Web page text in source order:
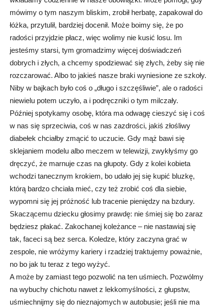
mówimy o tym naszym bliskim, zrobił herbatę, zapakował do
łóżka, przytulił, bardziej docenił. Może boimy się, że po
radości przyjdzie płacz, więc wolimy nie kusić losu. Im
jesteśmy starsi, tym gromadzimy więcej doświadczeń
dobrych i złych, a chcemy spodziewać się złych, żeby się nie
rozczarować. Albo to jakieś nasze braki wyniesione ze szkoły.
Niby w bajkach było coś o „długo i szczęśliwie”, ale o radości
niewielu potem uczyło, a i podręczniki o tym milczały.
Później spotykamy osobę, która ma odwagę cieszyć się i coś
w nas się sprzeciwia, coś w nas zazdrości, jakiś złośliwy
diabełek chciałby zmącić to uczucie. Gdy mąż bawi się
sklejaniem modelu albo meczem w telewizji, zwykłyśmy go
dręczyć, że marnuje czas na głupoty. Gdy z kolei kobieta
wchodzi tanecznym krokiem, bo udało jej się kupić bluzkę,
którą bardzo chciała mieć, czy też zrobić coś dla siebie,
wypomni się jej próżność lub tracenie pieniędzy na bzdury.
Skaczącemu dziecku głosimy prawdę: nie śmiej się bo zaraz
będziesz płakać. Zakochanej koleżance – nie nastawiaj się
tak, faceci są bez serca. Koledze, który zaczyna grać w
zespole, nie wróżymy kariery i rzadziej traktujemy poważnie,
no bo jak tu teraz z tego wyżyć.
A może by zamiast tego pozwolić na ten uśmiech. Pozwólmy
na wybuchy chichotu nawet z lekkomyślności, z głupstw,
uśmiechnijmy się do nieznajomych w autobusie; jeśli nie ma